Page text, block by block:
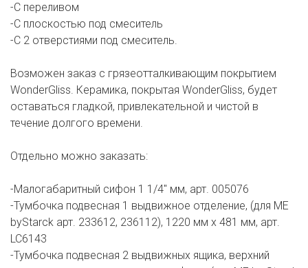
-С переливом
-С плоскостью под смеситель
-С 2 отверстиями под смеситель.
Возможен заказ с грязеотталкивающим покрытием
WonderGliss. Керамика, покрытая WonderGliss, будет
оставаться гладкой, привлекательной и чистой в
течение долгого времени.
Отдельно можно заказать:
-Малогабаритный сифон 1 1/4" мм, арт. 005076
-Тумбочка подвесная 1 выдвижное отделение, (для ME
byStarck арт. 233612, 236112), 1220 мм x 481 мм, арт.
LC6143
-Тумбочка подвесная 2 выдвижных ящика, верхний